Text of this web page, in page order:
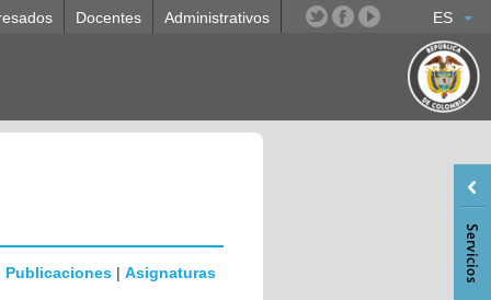
ES
Docentes Administrativos
Publicaciones | Asignaturas